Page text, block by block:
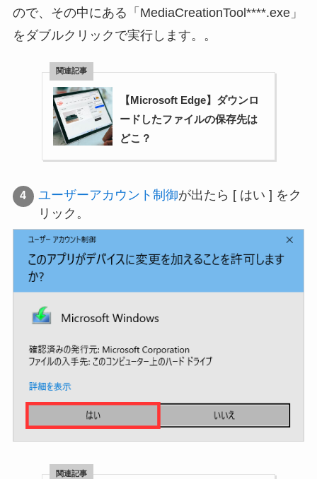
ので、その中にある「MediaCreationTool****.exe」
をダブルクリックで実行します。。
【Microsoft Edge】ダウンロ
ードしたファイルの保存先は
どこ？
ユーザーアカウント制御が出たら [ はい ] をク
リック。